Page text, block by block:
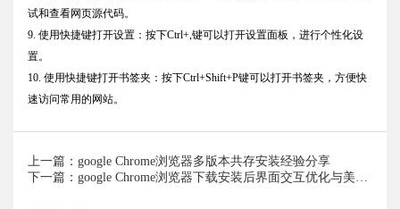
试和查看网页源代码。
9. 使用快捷键打开设置：按下Ctrl+,键可以打开设置面板，进行个性化设
置。
10. 使用快捷键打开书签夹：按下Ctrl+Shift+P键可以打开书签夹，方便快
速访问常用的网站。
上一篇：google Chrome浏览器多版本共存安装经验分享